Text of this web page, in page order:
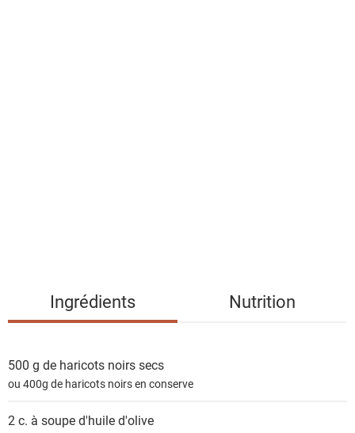
i
e
n
Ingrédients Nutrition
500 g de haricots noirs secs
ou 400g de haricots noirs en conserve
2 c. à souped'huile d'olive